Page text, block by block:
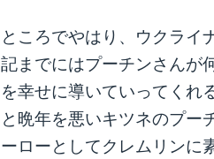
ところでやはり、ウクライ
記までにはプーチンさんが
を幸せに導いていってくれ
と晩年を悪いキツネのプー
ーローとしてクレムリンに